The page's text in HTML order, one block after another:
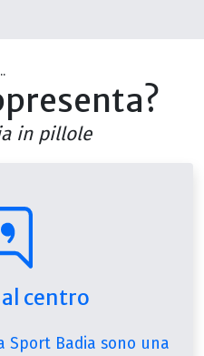
in pillole
centro
Sport Badia sono una